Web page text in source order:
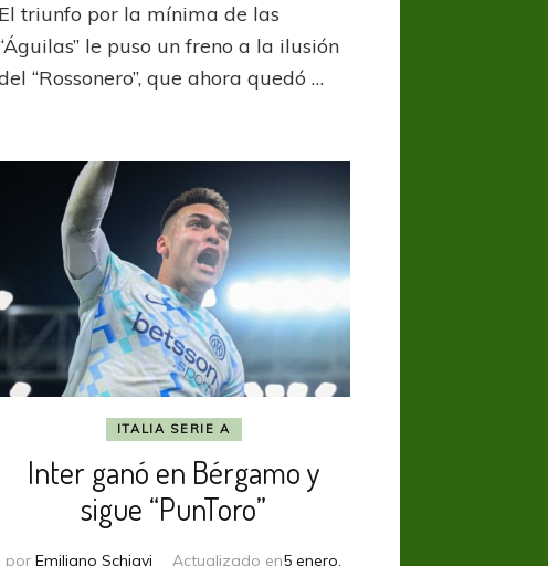
a
y
El triunfo por la mínima de las
le puso un freno a la ilusión
“Rossonero”, que ahora quedó …
ITALIA SERIE A
Inter ganó en Bérgamo y
sigue “PunToro”
porEmiliano Schiavi Actualizado en5 enero,